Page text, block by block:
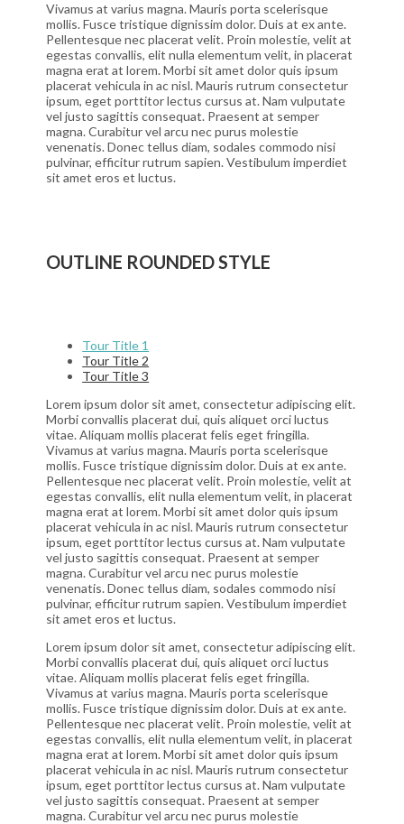
Vivamus at varius magna. Mauris porta scelerisque
mollis. Fusce tristique dignissim dolor. Duis at ex ante.
Pellentesque nec placerat velit. Proin molestie, velit at
egestas convallis, elit nulla elementum velit, in placerat
magna erat at lorem. Morbi sit amet dolor quis ipsum
placerat vehicula in ac nisl. Mauris rutrum consectetur
ipsum, eget porttitor lectus cursus at. Nam vulputate
vel justo sagittis consequat. Praesent at semper
magna. Curabitur vel arcu nec purus molestie
venenatis. Donec tellus diam, sodales commodo nisi
pulvinar, efficitur rutrum sapien. Vestibulum imperdiet
sit amet eros et luctus.
OUTLINE ROUNDED STYLE
Tour Title 1
Tour Title 2
Tour Title 3
Lorem ipsum dolor sit amet, consectetur adipiscing elit.
Morbi convallis placerat dui, quis aliquet orci luctus
vitae. Aliquam mollis placerat felis eget fringilla.
Vivamus at varius magna. Mauris porta scelerisque
mollis. Fusce tristique dignissim dolor. Duis at ex ante.
Pellentesque nec placerat velit. Proin molestie, velit at
egestas convallis, elit nulla elementum velit, in placerat
magna erat at lorem. Morbi sit amet dolor quis ipsum
placerat vehicula in ac nisl. Mauris rutrum consectetur
ipsum, eget porttitor lectus cursus at. Nam vulputate
vel justo sagittis consequat. Praesent at semper
magna. Curabitur vel arcu nec purus molestie
venenatis. Donec tellus diam, sodales commodo nisi
pulvinar, efficitur rutrum sapien. Vestibulum imperdiet
sit amet eros et luctus.
Lorem ipsum dolor sit amet, consectetur adipiscing elit.
Morbi convallis placerat dui, quis aliquet orci luctus
vitae. Aliquam mollis placerat felis eget fringilla.
Vivamus at varius magna. Mauris porta scelerisque
mollis. Fusce tristique dignissim dolor. Duis at ex ante.
Pellentesque nec placerat velit. Proin molestie, velit at
egestas convallis, elit nulla elementum velit, in placerat
magna erat at lorem. Morbi sit amet dolor quis ipsum
placerat vehicula in ac nisl. Mauris rutrum consectetur
ipsum, eget porttitor lectus cursus at. Nam vulputate
vel justo sagittis consequat. Praesent at semper
magna. Curabitur vel arcu nec purus molestie